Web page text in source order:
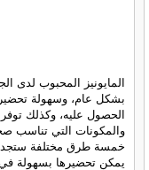
المايونيز المحبوب لدى
بشكل عام، وسهولة
الحصول عليه، وكذلك
والمكونات التي تناسب
خمسة طرق مختلفة
يمكن تحضيرها بسهولة